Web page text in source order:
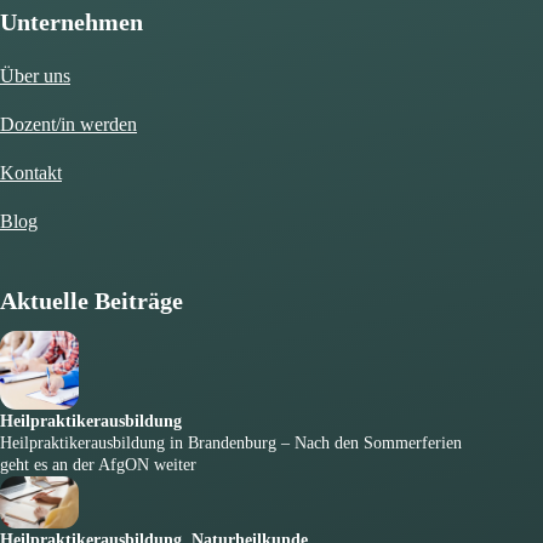
Unternehmen
Über uns
Dozent/in werden
Kontakt
Blog
Aktuelle Beiträge
Heilpraktikerausbildung
Heilpraktikerausbildung in Brandenburg – Nach den Sommerferien
geht es an der AfgON weiter